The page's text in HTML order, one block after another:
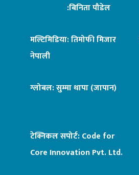
:बिनिता पौडेल
मल्टिमिडिया: तिमोफी मिजार
नेपाली
ग्लोबल: सुम्मा थापा (जापान)
टेक्निकल सपोर्ट:Code for
Core Innovation Pvt. Ltd.